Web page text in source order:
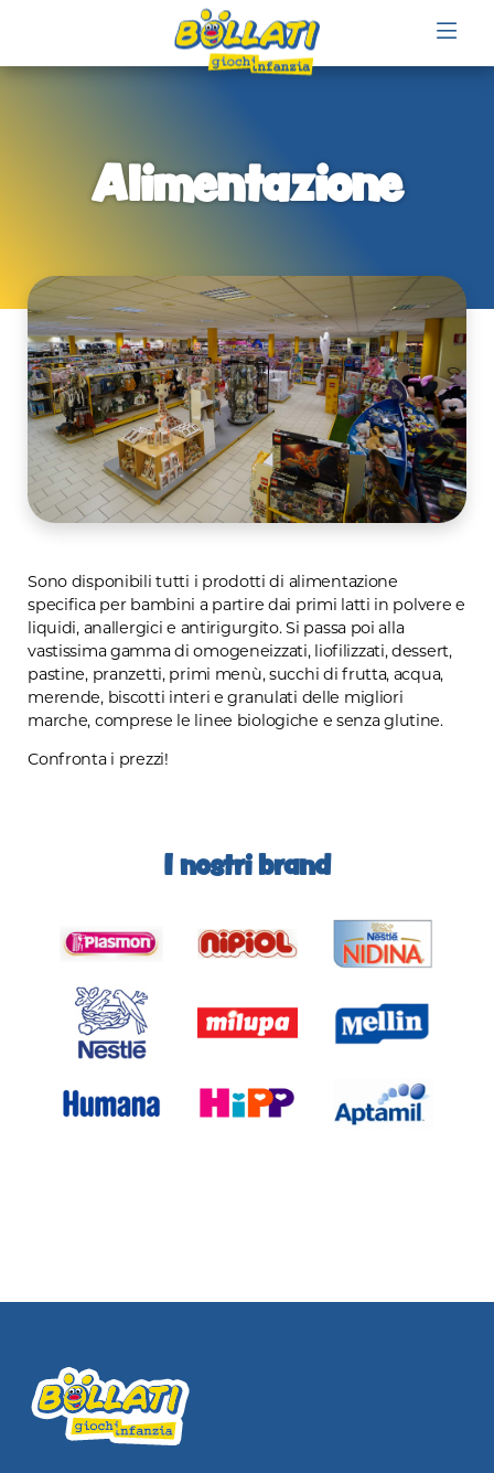
Alimentazione
Sono disponibili tutti i prodotti di alimentazione
specifica per bambini a partire dai primi latti in polvere e
liquidi, anallergici e antirigurgito. Si passa poi alla
vastissima gamma di omogeneizzati, liofilizzati, dessert,
pastine, pranzetti, primi menù, succhi di frutta, acqua,
merende, biscotti interi e granulati delle migliori
marche, comprese le linee biologiche e senza glutine.
Confronta i prezzi!
I nostri brand